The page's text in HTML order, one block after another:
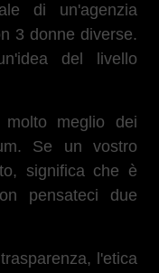
di un'agenzia
3 donne diverse.
del livello
meglio dei
Se un vostro
significa che è
pensateci due
l'etica